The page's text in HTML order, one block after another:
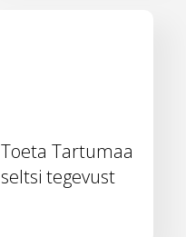
Toeta Tartumaa
seltsi tegevust